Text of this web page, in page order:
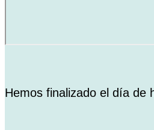
Hemos finalizado el día de